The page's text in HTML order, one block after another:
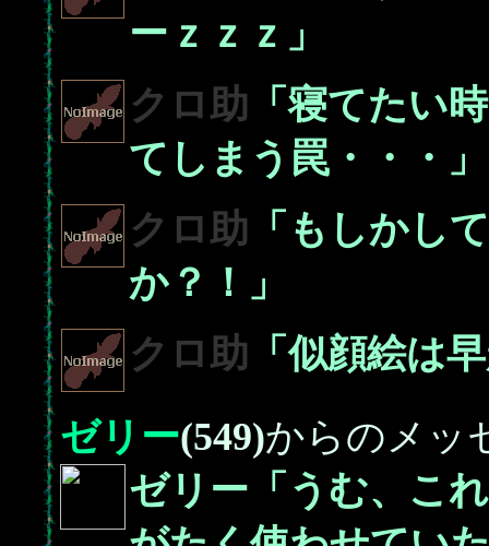
ーｚｚｚ」
クロ助 「寝てたい
てしまう罠・・・」
クロ助 「もしかし
か？！」
クロ助 「似顔絵は
ゼリー(549)からのメッ
ゼリー「うむ、こ